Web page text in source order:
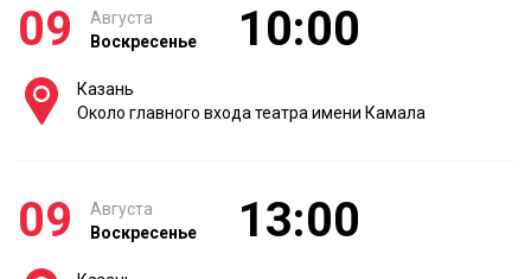
09
Августа
Воскресенье
10:00
Казань
Около главного входа театра имени Камала
09
Августа
Воскресенье
13:00